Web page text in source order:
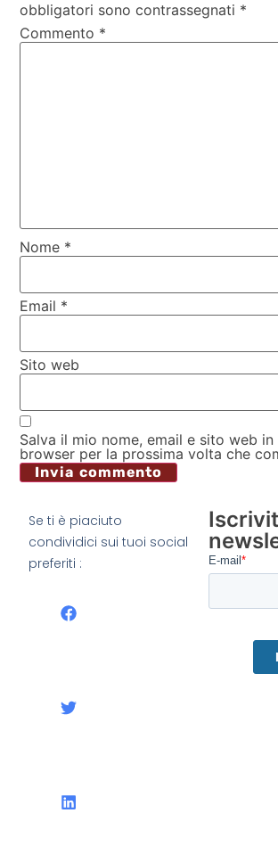
obbligatori sono contrassegnati *
Commento *
Nome *
Email *
Sito web
Salva il mio nome, email e sito web in
browser per la prossima volta che
Se ti è piaciuto
condividici sui tuoi social
preferiti :